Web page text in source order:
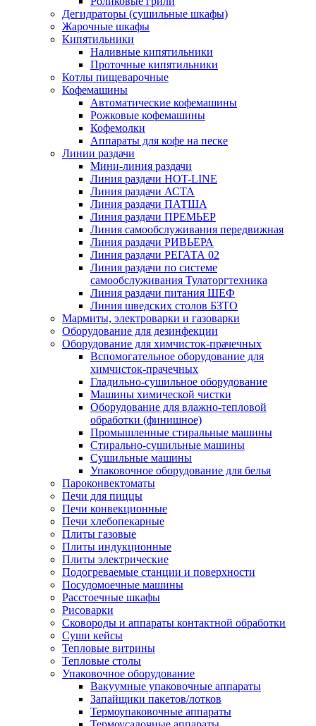
Дегидраторы (сушильные шкафы)
Жарочные шкафы
Кипятильники
Наливные кипятильники
Проточные кипятильники
Котлы пищеварочные
Кофемашины
Автоматические кофемашины
Рожковые кофемашины
Кофемолки
Аппараты для кофе на песке
Линии раздачи
Мини-линия раздачи
Линия раздачи HOT-LINE
Линия раздачи АСТА
Линия раздачи ПАТША
Линия раздачи ПРЕМЬЕР
Линия самообслуживания передвижная
Линия раздачи РИВЬЕРА
Линия раздачи РЕГАТА 02
Линия раздачи по системе
самообслуживания Тулаторгтехника
Линия раздачи питания ШЕФ
Линия шведских столов БЗТО
Мармиты, электроварки и газоварки
Оборудование для дезинфекции
Оборудование для химчисток-прачечных
Вспомогательное оборудование для
химчисток-прачечных
Гладильно-сушильное оборудование
Машины химической чистки
Оборудование для влажно-тепловой
обработки (финишное)
Промышленные стиральные машины
Стирально-сушильные машины
Сушильные машины
Упаковочное оборудование для белья
Пароконвектоматы
Печи для пиццы
Печи конвекционные
Печи хлебопекарные
Плиты газовые
Плиты индукционные
Плиты электрические
Подогреваемые станции и поверхности
Посудомоечные машины
Расстоечные шкафы
Рисоварки
Сковороды и аппараты контактной обработки
Суши кейсы
Тепловые витрины
Тепловые столы
Упаковочное оборудование
Вакуумные упаковочные аппараты
Запайщики пакетов/лотков
Термоупаковочные аппараты